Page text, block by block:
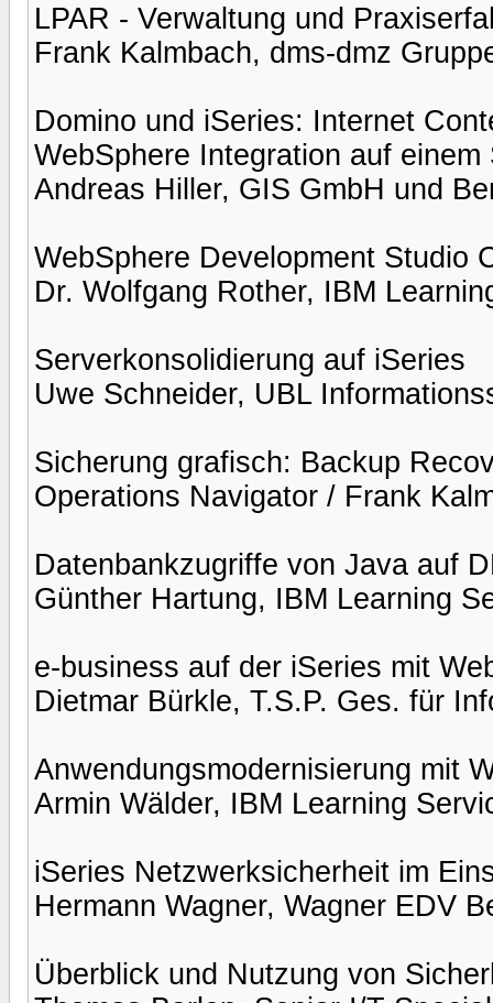
LPAR - Verwaltung und
Frank Kalmbach, dms-dmz
Domino und iSeries: Internet
WebSphere Integration auf
Andreas Hiller, GIS GmbH und
WebSphere Development Studio
Dr. Wolfgang Rother, IBM
Serverkonsolidierung auf iSeries
Uwe Schneider, UBL
Sicherung grafisch: Backup
Operations Navigator / Frank
Datenbankzugriffe von Java auf
Günther Hartung, IBM Learning
e-business auf der iSeries mit
Dietmar Bürkle, T.S.P. Ges. für
Anwendungsmodernisierung mit
Armin Wälder, IBM Learning
iSeries Netzwerksicherheit im
Hermann Wagner, Wagner EDV
Überblick und Nutzung von